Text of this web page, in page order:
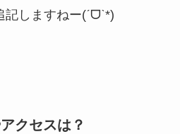
記しますねー(ˊᗜˋ*)
クセスは？